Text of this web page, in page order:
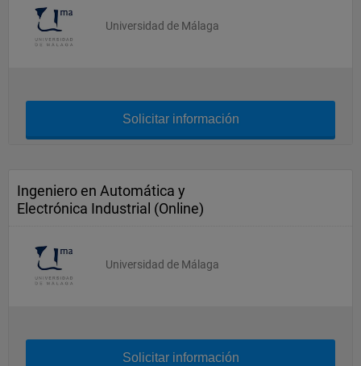
Universidad de Málaga
Solicitar información
Ingeniero en Automática y
Electrónica Industrial (Online)
Universidad de Málaga
Solicitar información